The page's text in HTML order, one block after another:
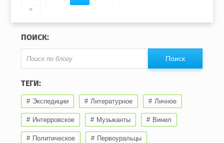
»
ПОИСК:
ТЕГИ:
Экспедиции Литературное Личное
Интерровское Музыканты Винил
Политическое Первоуральцы